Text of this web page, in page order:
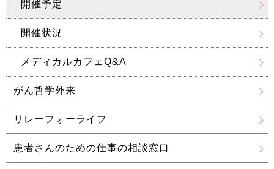
開催予定
開催状況
メディカルカフェQ&A
がん哲学外来
リレーフォーライフ
患者さんのための仕事の相談窓口